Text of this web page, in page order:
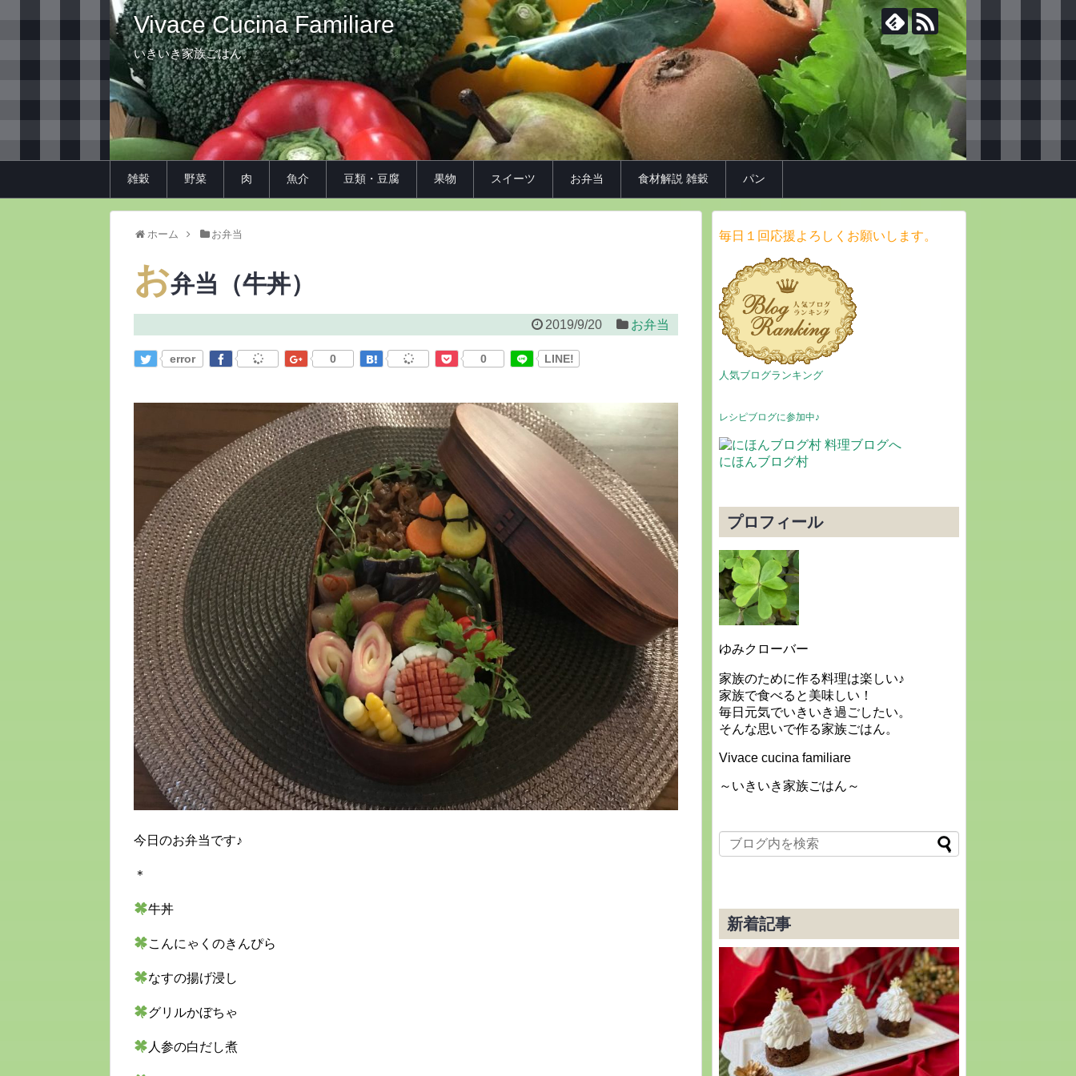
Vivace Cucina Familiare
いきいき家族ごはん
雑穀 野菜 肉 魚介 豆類・豆腐 果物 スイーツ お弁当 食材解説 雑穀 パン
ホーム お弁当
お弁当（牛丼）
2019/9/20 お弁当
error 0 0 LINE!
今日のお弁当です♪
＊
牛丼
こんにゃくのきんぴら
なすの揚げ浸し
グリルかぼちゃ
人参の白だし煮
毎日１回応援よろしくお願いします。
人気ブログランキング
レシピブログに参加中♪
にほんブログ村
プロフィール
ゆみクローバー
家族のために作る料理は楽しい♪
家族で食べると美味しい！
毎日元気でいきいき過ごしたい。
そんな思いで作る家族ごはん。
Vivace cucina familiare
～いきいき家族ごはん～
新着記事